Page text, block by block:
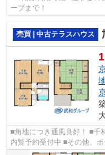
ープまで！
売買 | 中古テラスハウス
■角地につき通風良好！ ■千
内覧予約受付中 ■その他、